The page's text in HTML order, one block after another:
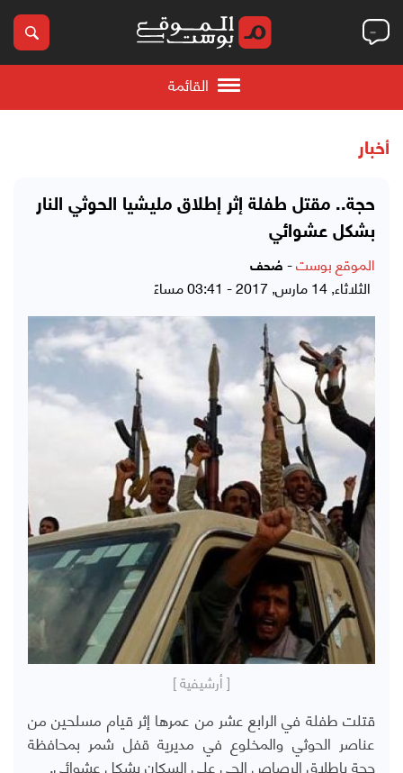
القائمة
أخبار
حجة.. مقتل طفلة إثر إطلاق مليشيا الحوثي النار
بشكل عشوائي
الموقع بوست- صُحف
الثلاثاء, 14 مارس, 2017 - 03:41 مساءً
[ أرشيفية ]
قتلت طفلة في الرابع عشر من عمرها إثر قيام مسلحين من
عناصر الحوثي والمخلوع في مديرية قفل شمر بمحافظة
حجة بإطلاق الرصاص الحي على السكان بشكل عشوائي.